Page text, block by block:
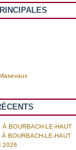
BOURBACH-LE-HAUT
BOURBACH-LE-HAUT
2026